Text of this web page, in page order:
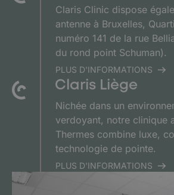
Claris Clinic dispose
antenne à Bruxelles,
numéro 141 de la rue
du rond point Schuman).
PLUS D'INFORMATIONS
Claris Liège
Nichée dans un
verdoyant, notre clinique
Thermes combine luxe,
technologie de pointe.
PLUS D'INFORMATIONS